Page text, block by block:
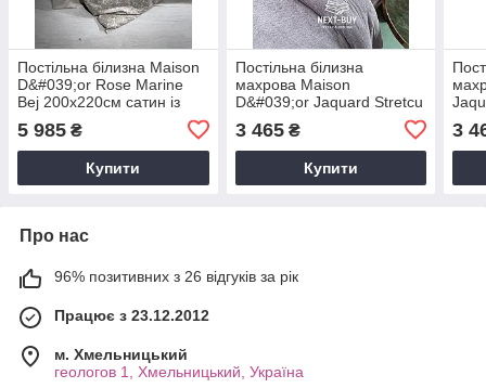
Постільна білизна Maison
D&#039;or Rose Marine
Bej 200x220см сатин із
5 985 ₴
Купити
Постільна білизна
махрова Maison
D&#039;or Jaquard Stretcu
200x220см
3 465₴
Купити
3
Про нас
96% позитивних з 26 відгуків за рік
Працює з 23.12.2012
м. Хмельницький
геологов 1, Хмельницький, Україна